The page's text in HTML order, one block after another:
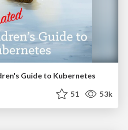
Guide to Kubernetes
51 53k